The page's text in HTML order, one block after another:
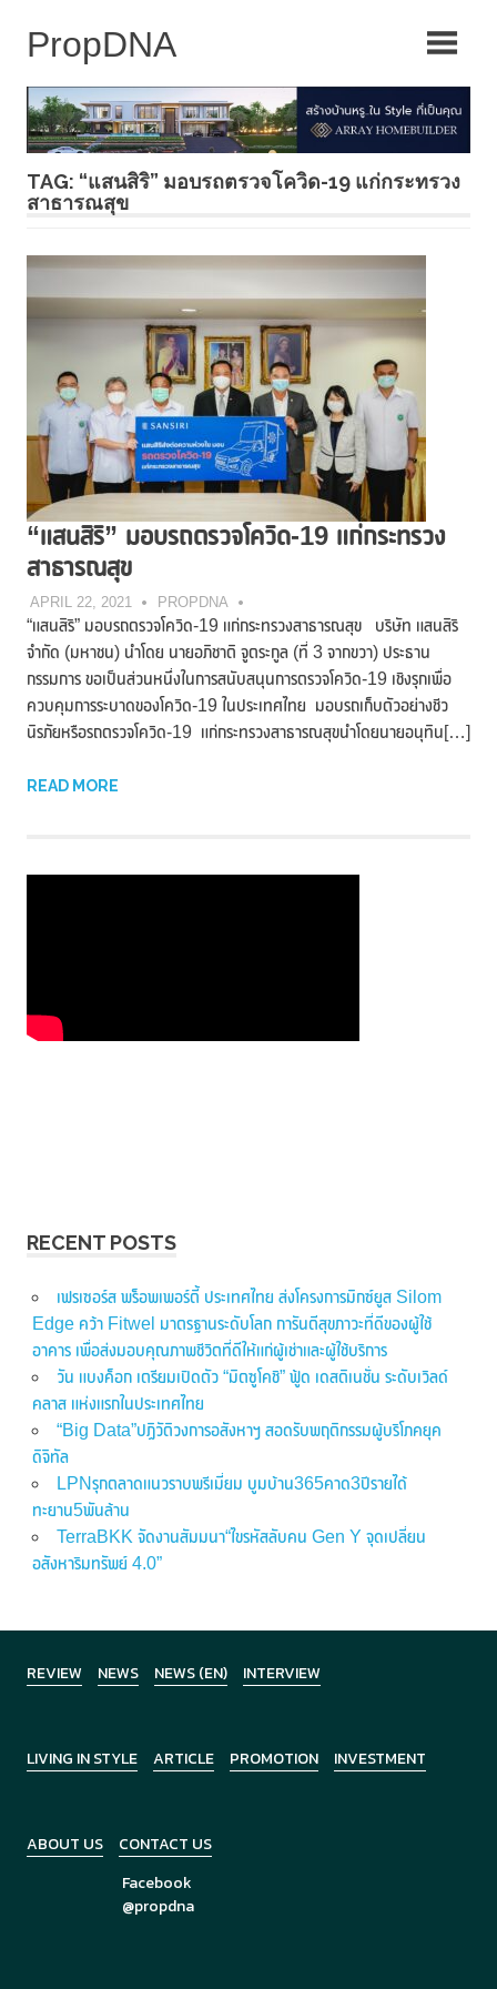
TAG: “แสนสิริ” มอบรถตรวจโควิด-19 แก่กระทรวง
สาธารณสุข
“แสนสิริ” มอบรถตรวจโควิด-19 แก่กระทรวง
สาธารณสุข
APRIL 22, 2021 PROPDNA
“แสนสิริ” มอบรถตรวจโควิด-19 แก่กระทรวงสาธารณสุข บริษัท แสนสิริ
จำกัด (มหาชน) นำโดย นายอภิชาติ จูตระกูล (ที่ 3 จากขวา) ประธาน
กรรมการ ขอเป็นส่วนหนึ่งในการสนับสนุนการตรวจโควิด-19 เชิงรุกเพื่อ
ควบคุมการระบาดของโควิด-19 ในประเทศไทย มอบรถเก็บตัวอย่างชีว
นิรภัยหรือรถตรวจโควิด-19 แก่กระทรวงสาธารณสุขนำโดยนายอนุทิน[…]
READ MORE
RECENT POSTS
เฟรเซอร์ส พร็อพเพอร์ตี้ ประเทศไทย ส่งโครงการมิกซ์ยูส Silom
Edge คว้า Fitwel มาตรฐานระดับโลก การันตีสุขภาวะที่ดีของผู้ใช้
อาคาร เพื่อส่งมอบคุณภาพชีวิตที่ดีให้แก่ผู้เช่าและผู้ใช้บริการ
วัน แบงค็อก เตรียมเปิดตัว “มิตซูโคชิ” ฟู้ด เดสติเนชั่น ระดับเวิลด์
คลาส แห่งแรกในประเทศไทย
“Big Data”ปฏิวัติวงการอสังหาฯ สอดรับพฤติกรรมผู้บริโภคยุค
ดิจิทัล
LPNรุกตลาดแนวราบพรีเมี่ยม บูมบ้าน365คาด3ปีรายได้
ทะยาน5พันล้าน
TerraBKK จัดงานสัมมนา“ไขรหัสลับคน Gen Y จุดเปลี่ยน
อสังหาริมทรัพย์ 4.0”
REVIEW NEWS NEWS (EN) INTERVIEW
LIVING IN STYLE ARTICLE PROMOTION INVESTMENT
ABOUT US
CONTACT US
Facebook
@propdna